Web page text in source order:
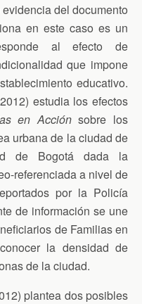
del documento
en este caso es un
al efecto de
que impone
educativo.
estudia los efectos
en Acciónsobre los
urbana de la ciudad de
de Bogotá dada la
referenciada a nivel de
por la Policía
de información se une
de Familias en
la densidad de
de la ciudad.
plantea dos posibles